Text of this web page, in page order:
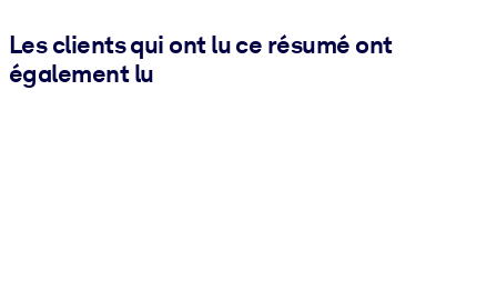
Les clients qui ont lu ce résumé ont
également lu